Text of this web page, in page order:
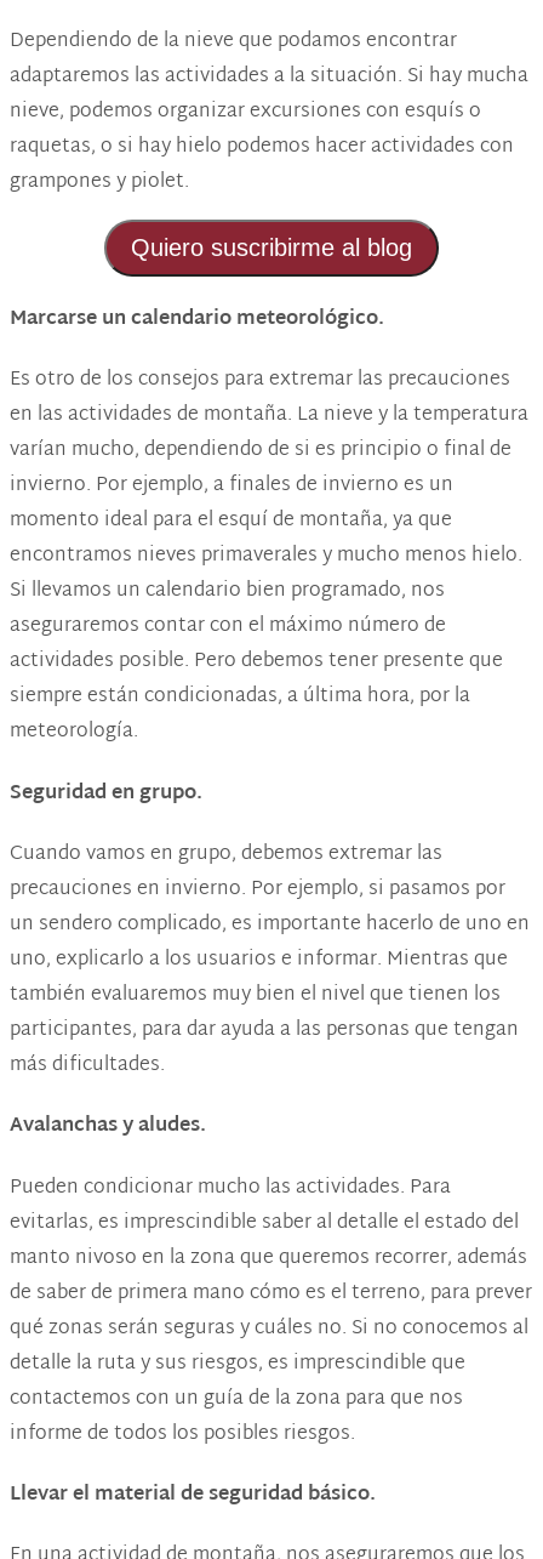
Dependiendo de la nieve que podamos encontrar
adaptaremos las actividades a la situación. Si hay mucha
nieve, podemos organizar excursiones con esquís o
raquetas, o si hay hielo podemos hacer actividades con
grampones y piolet.
Quiero suscribirme al blog
Marcarse un calendario meteorológico.
Es otro de los consejos para extremar las precauciones
en las actividades de montaña. La nieve y la temperatura
varían mucho, dependiendo de si es principio o final de
invierno. Por ejemplo, a finales de invierno es un
momento ideal para el esquí de montaña, ya que
encontramos nieves primaverales y mucho menos hielo.
Si llevamos un calendario bien programado, nos
aseguraremos contar con el máximo número de
actividades posible. Pero debemos tener presente que
siempre están condicionadas, a última hora, por la
meteorología.
Seguridad en grupo.
Cuando vamos en grupo, debemos extremar las
precauciones en invierno. Por ejemplo, si pasamos por
un sendero complicado, es importante hacerlo de uno en
uno, explicarlo a los usuarios e informar. Mientras que
también evaluaremos muy bien el nivel que tienen los
participantes, para dar ayuda a las personas que tengan
más dificultades.
Avalanchas y aludes.
Pueden condicionar mucho las actividades. Para
evitarlas, es imprescindible saber al detalle el estado del
manto nivoso en la zona que queremos recorrer, además
de saber de primera mano cómo es el terreno, para prever
qué zonas serán seguras y cuáles no. Si no conocemos al
detalle la ruta y sus riesgos, es imprescindible que
contactemos con un guía de la zona para que nos
informe de todos los posibles riesgos.
Llevar el material de seguridad básico.